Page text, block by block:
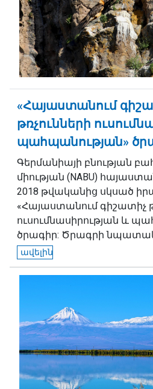
«Հայաստանում
թռչունների
պահպանության»
Գերմանիայի բնության
միության (NABU)
2018 թվականից սկսած
«Հայաստանում գիշատիչ
ուսումնասիրության և
ծրագիր: Ծրագրի
ավելին